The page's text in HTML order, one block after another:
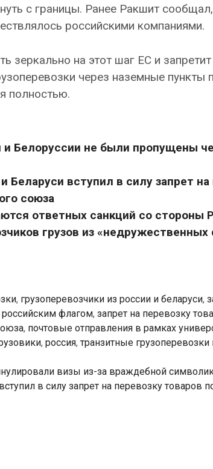
с границы. Ранее Ракшит
российскими компаниями.
зеркально на этот шаг ЕС и
через наземные пункты
полностью.
и Белоруссии не были пропущены
Беларуси вступил в силу запрет на
союза
ответных санкций со стороны
грузов из «недружественных
, грузоперевозчики из россии и беларуси,
российским флагом, запрет на перевозку
, почтовые отправления в рамках
, россия,транзитные
визы из-за враждебной
в силу запрет на перевозку товаров